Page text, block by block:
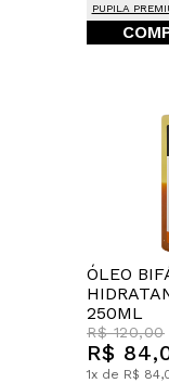
PUPILA
ÓLEO
250ML
R$ 120,00
R$
1x de R$